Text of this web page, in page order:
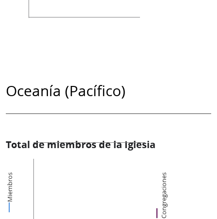
Oceanía (Pacífico)
Total de miembros de la Iglesia
Miembros Congregaciones